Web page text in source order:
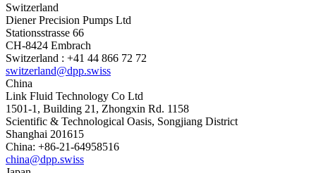
Switzerland
Diener Precision Pumps Ltd
Stationsstrasse 66
CH-8424 Embrach
Switzerland : +41 44 866 72 72
switzerland@dpp.swiss
China
Link Fluid Technology Co Ltd
1501-1, Building 21, Zhongxin Rd. 1158
Scientific & Technological Oasis, Songjiang District
Shanghai 201615
China: +86-21-64958516
china@dpp.swiss